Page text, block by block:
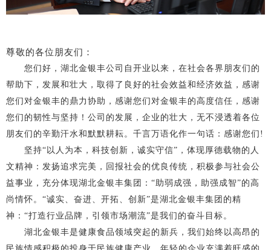
尊敬的各位朋友们：
您们好，湖北金银丰公司自开业以来，在社会各界朋友们的
帮助下，发展和壮大，取得了良好的社会效益和经济效益，感谢
您们对金银丰的鼎力协助，感谢您们对金银丰的高度信任，感谢
您们的韧性与坚持！公司的发展，企业的壮大，无不浸透着各位
朋友们的辛勤汗水和默默耕耘。千言万语化作一句话：感谢您们!
坚持“以人为本，科技创新，诚实守信”，体现厚德载物的人
文精神：发扬追求完美，回报社会的优良传统，积极参与社会公
益事业，充分体现湖北金银丰集团：“助弱成强，助强成智”的高
尚情怀。“诚实、奋进、开拓、创新”是湖北金银丰集团的精
神：“打造行业品牌，引领市场潮流”是我们的奋斗目标。
湖北金银丰是健康食品领域突起的新兵，我们始终以高昂的